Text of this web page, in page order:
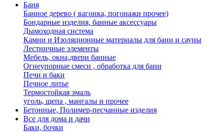
Баня
Банное дерево ( вагонка, погонажи прочее)
Бондарные изделия, банные аксессуары
Дымоходная система
Камни и Изоляционные материалы для бани и сауны
Лестничные элементы
Мебель, окна,двери банные
Огнеупорные смеси , обработка для бани
Печи и баки
Печное литье
Термостойкая эмаль
уголь, щепа , мангалы и прочее
Бетонные, Полимер-песчанные изделия
Все для дома и дачи
Баки, бочки